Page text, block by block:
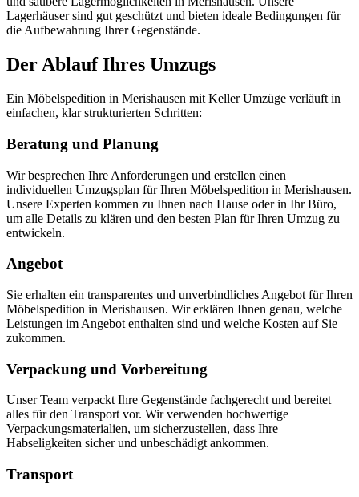
Lagerhäuser sind gut geschützt und bieten ideale Bedingungen für
die Aufbewahrung Ihrer Gegenstände.
Der Ablauf Ihres Umzugs
Ein Möbelspedition in Merishausen mit Keller Umzüge verläuft in
einfachen, klar strukturierten Schritten:
Beratung und Planung
Wir besprechen Ihre Anforderungen und erstellen einen
individuellen Umzugsplan für Ihren Möbelspedition in Merishausen.
Unsere Experten kommen zu Ihnen nach Hause oder in Ihr Büro,
um alle Details zu klären und den besten Plan für Ihren Umzug zu
entwickeln.
Angebot
Sie erhalten ein transparentes und unverbindliches Angebot für Ihren
Möbelspedition in Merishausen. Wir erklären Ihnen genau, welche
Leistungen im Angebot enthalten sind und welche Kosten auf Sie
zukommen.
Verpackung und Vorbereitung
Unser Team verpackt Ihre Gegenstände fachgerecht und bereitet
alles für den Transport vor. Wir verwenden hochwertige
Verpackungsmaterialien, um sicherzustellen, dass Ihre
Habseligkeiten sicher und unbeschädigt ankommen.
Transport